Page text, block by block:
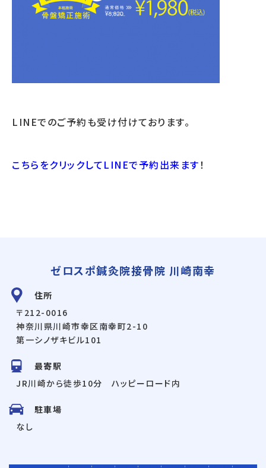
LINEでのご予約も受け付けております。
こちらをクリックしてLINEで予約出来ます！
ゼロスポ鍼灸院接骨院 川崎南幸
住所
〒212-0016
神奈川県川崎市幸区南幸町2-10
第一シノザキビル101
最寄駅
JR川崎から徒歩10分 ハッピーロード内
駐車場
なし